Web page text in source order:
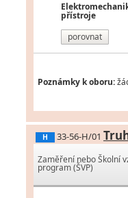
přístroje
porovnat
Poznámky k oboru:
H 33-56-H/01
Zaměření nebo Školní
program (ŠVP)